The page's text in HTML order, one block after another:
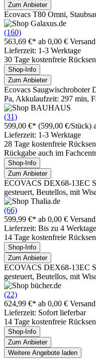
Zum Anbieter
Ecovacs T80 Omni,
(160)
563,69 €* ab 0,00 € Versand
Lieferzeit: 1-3 Werktage
30 Tage kostenfreie
Shop-Info
Zum Anbieter
Ecovacs Saugwischroboter
Pa, Akkulaufzeit: 297 min,
(31)
599,00 €* (599,00 €/Stück)
Lieferzeit: 1-3 Werktage
28 Tage kostenfreie
Rückgabe auch im
Shop-Info
Zum Anbieter
ECOVACS DEX68-13EC
gesteuert, Beutellos, mit
(66)
599,99 €* ab 0,00 € Versand
Lieferzeit: Bis zu 4 Werktage
14 Tage kostenfreie
Shop-Info
Zum Anbieter
ECOVACS DEX68-13EC
gesteuert, Beutellos, mit
(22)
624,99 €* ab 0,00 € Versand
Lieferzeit: Sofort lieferbar
14 Tage kostenfreie
Shop-Info
Zum Anbieter
Weitere Angebote laden